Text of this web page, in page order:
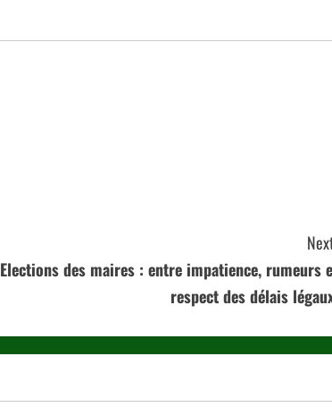
Elections des maires : entre impatience, rumeurs
respect des délais